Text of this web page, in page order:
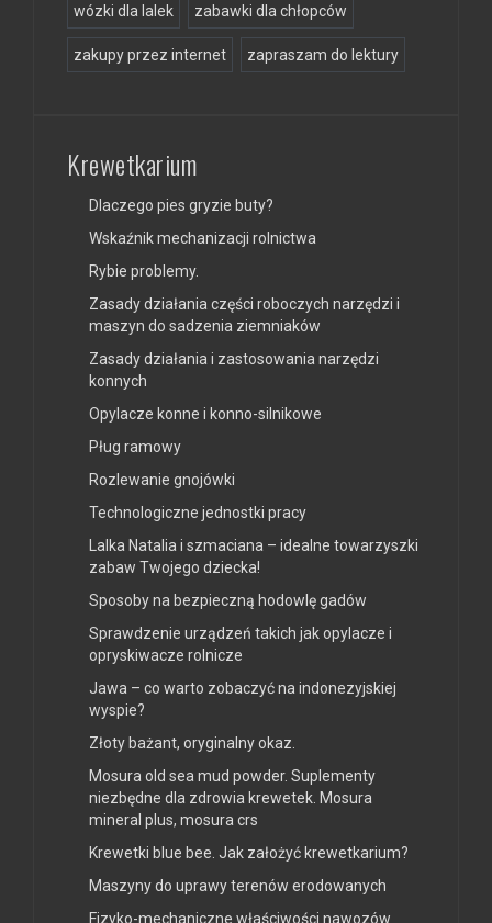
wózki dla lalek zabawki dla chłopców
zakupy przez internet zapraszam do lektury
Krewetkarium
Dlaczego pies gryzie buty?
Wskaźnik mechanizacji rolnictwa
Rybie problemy.
Zasady działania części roboczych narzędzi i
maszyn do sadzenia ziemniaków
Zasady działania i zastosowania narzędzi
konnych
Opylacze konne i konno-silnikowe
Pług ramowy
Rozlewanie gnojówki
Technologiczne jednostki pracy
Lalka Natalia i szmaciana – idealne towarzyszki
zabaw Twojego dziecka!
Sposoby na bezpieczną hodowlę gadów
Sprawdzenie urządzeń takich jak opylacze i
opryskiwacze rolnicze
Jawa – co warto zobaczyć na indonezyjskiej
wyspie?
Złoty bażant, oryginalny okaz.
Mosura old sea mud powder. Suplementy
niezbędne dla zdrowia krewetek. Mosura
mineral plus, mosura crs
Krewetki blue bee. Jak założyć krewetkarium?
Maszyny do uprawy terenów erodowanych
Fizyko-mechaniczne właściwości nawozów